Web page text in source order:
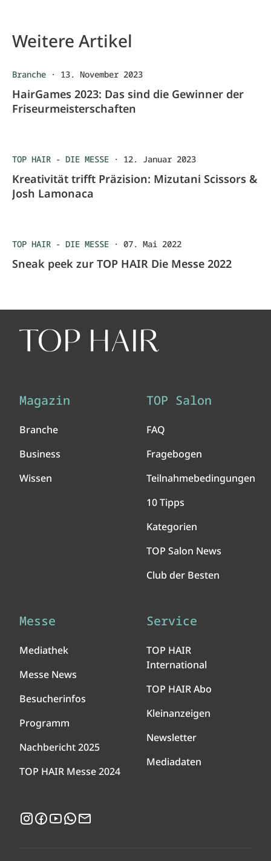
Weitere Artikel
Branche · 13. November 2023
HairGames 2023: Das sind die Gewinner der
Friseurmeisterschaften
TOP HAIR - DIE MESSE · 12. Januar 2023
Kreativität trifft Präzision: Mizutani Scissors &
Josh Lamonaca
TOP HAIR - DIE MESSE · 07. Mai 2022
Sneak peek zur TOP HAIR Die Messe 2022
Magazin
Branche
Business
Wissen
TOP Salon
FAQ
Fragebogen
Teilnahmebedingungen
10 Tipps
Kategorien
TOP Salon News
Club der Besten
Messe
Mediathek
Messe News
Besucherinfos
Programm
Nachbericht 2025
TOP HAIR Messe 2024
Service
TOP HAIR
International
TOP HAIR Abo
Kleinanzeigen
Newsletter
Mediadaten
Instagram
Facebook
YouTubeWhatsApp